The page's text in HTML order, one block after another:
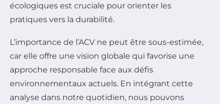
écologiques est cruciale pour orienter les
pratiques vers la durabilité.
L’importance de l’ACV ne peut être sous-estimée,
car elle offre une vision globale qui favorise une
approche responsable face aux défis
environnementaux actuels. En intégrant cette
analyse dans notre quotidien, nous pouvons